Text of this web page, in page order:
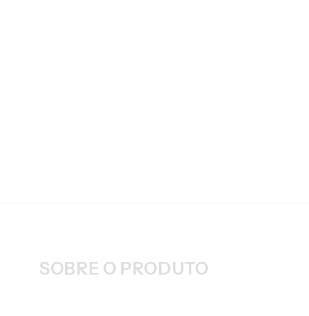
SOBRE O PRODUTO